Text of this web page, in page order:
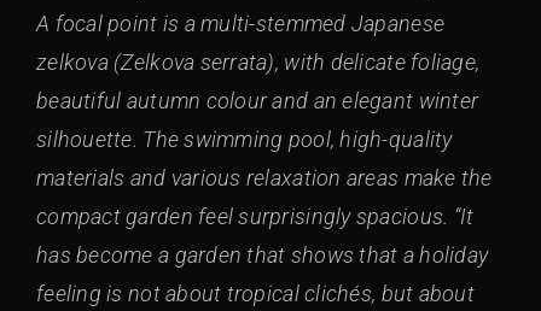
A focal point is a multi-stemmed Japanese
zelkova (Zelkova serrata), with delicate foliage,
beautiful autumn colour and an elegant winter
silhouette. The swimming pool, high-quality
materials and various relaxation areas make the
compact garden feel surprisingly spacious. “It
has become a garden that shows that a holiday
feeling is not about tropical clichés, but about